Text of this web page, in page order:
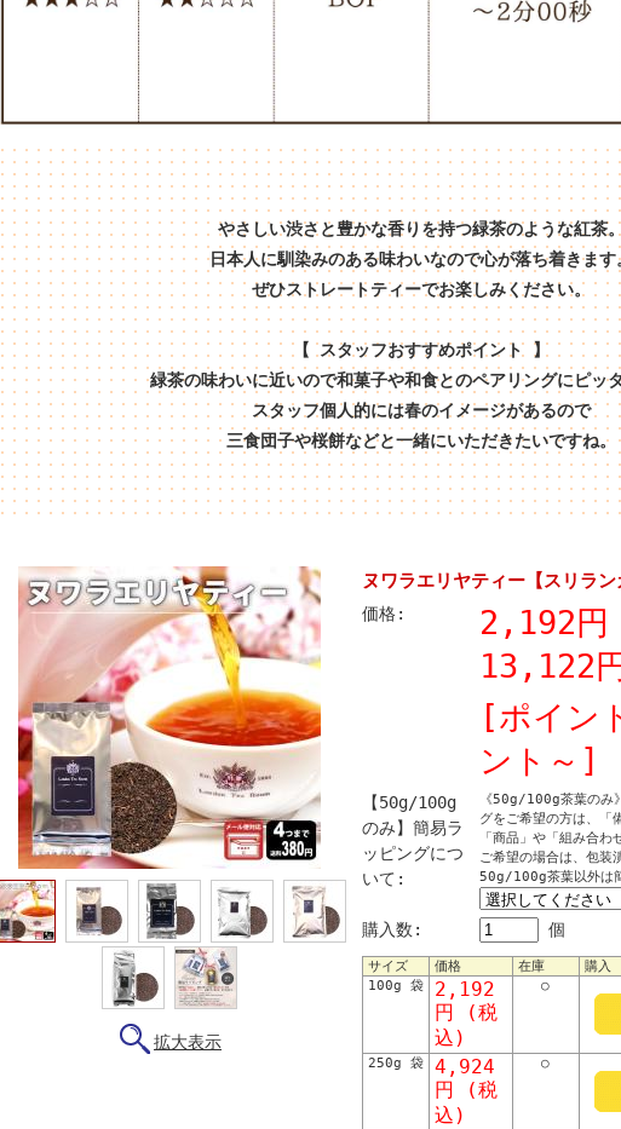
やさしい渋さと豊かな香りを持つ緑茶のような紅茶。
日本人に馴染みのある味わいなので心が落ち着きます
ぜひストレートティーでお楽しみください。
【 スタッフおすすめポイント 】
緑茶の味わいに近いので和菓子や和食とのペアリングにピッ
スタッフ個人的には春のイメージがあるので
三食団子や桜餅などと一緒にいただきたいですね。
拡大表示
ヌワラエリヤティー【スリラン
価格: 2,192
13,122
[ポイン
ント～]
【50g/100g
のみ】簡易ラ
ッピングにつ
いて:
《50g/100g茶葉のみ
グをご希望の方は、「
「商品」や「組み合
ご希望の場合は、包装
50g/100g茶葉以外は
購入数: 個
サイズ 価格 在庫
購入
100g 袋
2,192
円 (税
込)
○
250g 袋
4,924
円 (税
込)
○